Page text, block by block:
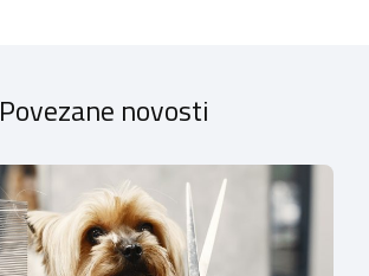
Povezane novosti